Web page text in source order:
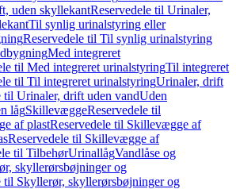
uden skyllekantReservedele til Urinaler,
Til synlig urinalstyring eller
Reservedele til Til synlig urinalstyring
Med integreret
til Med integreret urinalstyringTil integreret
til Til integreret urinalstyringUrinaler, drift
til Urinaler, drift uden vandUden
lågSkillevæggeReservedele til
af plastReservedele til Skillevægge af
Reservedele til Skillevægge af
til TilbehørUrinallågVandlåse og
skyllerørsbøjninger og
til Skyllerør, skyllerørsbøjninger og